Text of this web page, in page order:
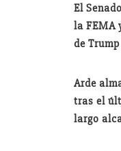
El
la FEMA
de Trump
Arde
tras el
largo